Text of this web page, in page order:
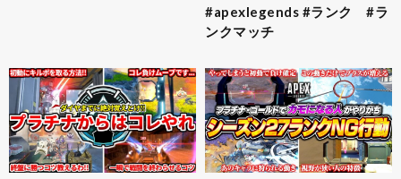
#apexlegends #ランク #ラ
ンクマッチ